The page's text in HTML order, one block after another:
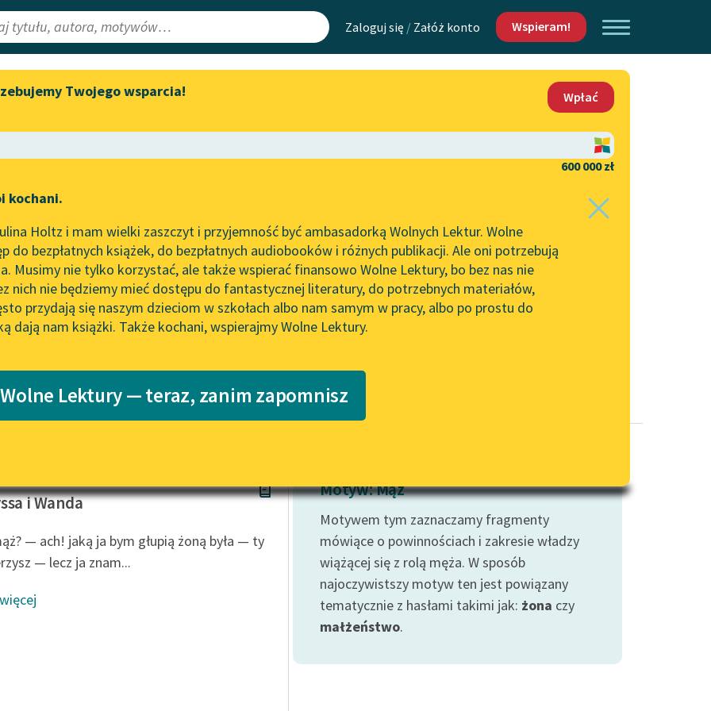
Zaloguj się / Załóż konto Wspieram!
Lektury
redakcyjne
Aktualności
„Prokurator Alicja Horn” do
literatury skandynawskiej
Spotkanie z Katarzyną Tunkiel
w Oslo
102. lata temu zmarł Joseph
Conrad
Lektury szkolne i klasyka
literatury do słuchania dla
E-kolekcja lektur szkolnych i
literatury do słuchania dla
niepełnosprawnościami
Feministyczne inspiracje.
Mapa Wolnych Lektur
Leśmianator
API
OAI-PMH
Widget Wolnych Lektur
Katalog
Katalog w formacie PDF
Kontakt
O projekcie
Zasady wykorzystania
Wolnych Lektur
Logotypy
Materiały promocyjne
wrażliwych
Deklaracja dostępności
Twojego wsparcia!
Wpłać
600 000 zł
kochani.
Holtz i mam wielki zaszczyt i przyjemność być ambasadorką Wolnych Lektur. Wolne
do bezpłatnych książek, do bezpłatnych audiobooków i różnych publikacji. Ale oni potrzebują
Musimy nie tylko korzystać, ale także wspierać finansowo Wolne Lektury, bo bez nas nie
nich nie będziemy mieć dostępu do fantastycznej literatury, do potrzebnych materiałów,
przydają się naszym dzieciom w szkołach albo nam samym w pracy, albo po prostu do
dają nam książki. Także kochani, wspierajmy Wolne Lektury.
Lektury — teraz, zanim zapomnisz
Narcyza Żmichowska✖
i Wanda
— ach! jaką ja bym głupią żoną była — ty
— lecz ja znam...
Motyw: Mąż
Motywem tym zaznaczamy fragmenty
mówiące o powinnościach i zakresie władzy
wiążącej się z rolą męża. W sposób
najoczywistszy motyw ten jest powiązany
tematycznie z hasłami takimi jak: żona czy
małżeństwo.